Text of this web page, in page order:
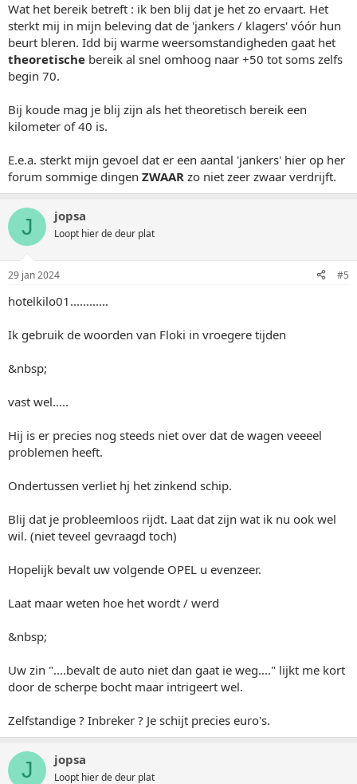
Wat het bereik betreft : ik ben blij dat je het zo ervaart. Het
sterkt mij in mijn beleving dat de 'jankers / klagers' vóór hun
beurt bleren. Idd bij warme weersomstandigheden gaat het
theoretische bereik al snel omhoog naar +50 tot soms zelfs
begin 70.
Bij koude mag je blij zijn als het theoretisch bereik een
kilometer of 40 is.
E.e.a. sterkt mijn gevoel dat er een aantal 'jankers' hier op her
forum sommige dingen ZWAAR zo niet zeer zwaar verdrijft.
J jopsa
Loopt hier de deur plat
29 jan 2024 #5
hotelkilo01............
Ik gebruik de woorden van Floki in vroegere tijden
&nbsp;
vast wel.....
Hij is er precies nog steeds niet over dat de wagen veeeel
problemen heeft.
Ondertussen verliet hj het zinkend schip.
Blij dat je probleemloos rijdt. Laat dat zijn wat ik nu ook wel
wil. (niet teveel gevraagd toch)
Hopelijk bevalt uw volgende OPEL u evenzeer.
Laat maar weten hoe het wordt / werd
&nbsp;
Uw zin "....bevalt de auto niet dan gaat ie weg...." lijkt me kort
door de scherpe bocht maar intrigeert wel.
Zelfstandige ? Inbreker ? Je schijt precies euro's.
J jopsa
Loopt hier de deur plat